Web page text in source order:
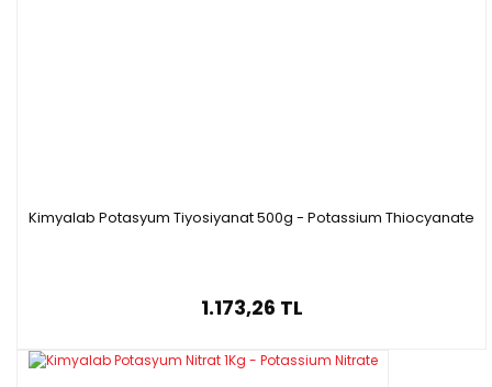
Kimyalab Potasyum Tiyosiyanat 500g - Potassium Thiocyanate
1.173,26 TL